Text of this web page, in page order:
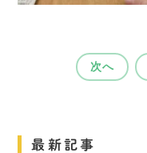
次へ
最新記事